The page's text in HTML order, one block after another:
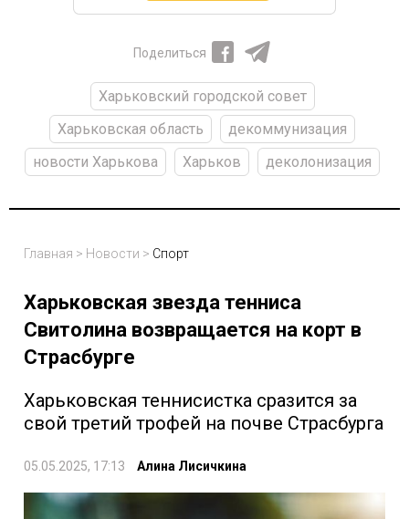
Поделиться
Харьковский городской совет
Харьковская область
декоммунизация
новости Харькова
Харьков деколонизация
Главная > Новости > Спорт
Харьковская звезда тенниса
Свитолина возвращается на корт в
Страсбурге
Харьковская теннисистка сразится за
свой третий трофей на почве Страсбурга
05.05.2025, 17:13 Алина Лисичкина